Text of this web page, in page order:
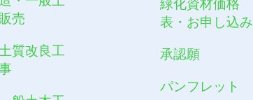
販売
質改良工
緑化資材価格
表・お申し込み
承認願
パンフレット